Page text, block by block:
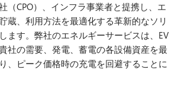
（CPO）、インフラ事業者と提携し、エ
蔵、利用方法を最適化する革新的なソリ
ます。弊社のエネルギーサービスは、EV
社の需要、発電、蓄電の各設備資産を最
、ピーク価格時の充電を回避することに